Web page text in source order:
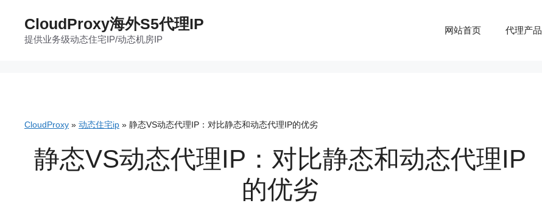
CloudProxy海外S5代理IP
提供业务级动态住宅IP/动态机房IP
网站首页 代理产品
CloudProxy » 动态住宅ip » 静态VS动态代理IP：对比静态和动态代理IP的优劣
静态VS动态代理IP：对比静态和动态代理IP
的优劣